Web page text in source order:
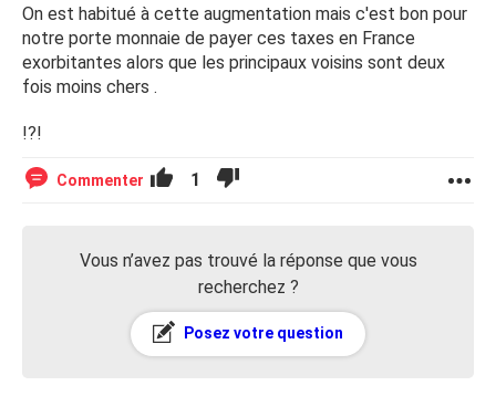
On est habitué à cette augmentation mais c'est bon pour
notre porte monnaie de payer ces taxes en France
exorbitantes alors que les principaux voisins sont deux
fois moins chers .
!?!
Commenter 1
Vous n’avez pas trouvé la réponse que vous
recherchez ?
Posez votre question